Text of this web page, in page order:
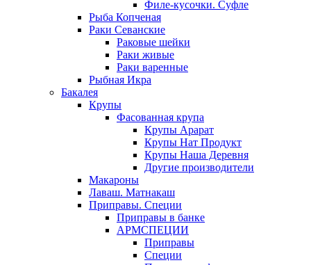
Филе-кусочки. Суфле
Рыба Копченая
Раки Севанские
Раковые шейки
Раки живые
Раки варенные
Рыбная Икра
Бакалея
Крупы
Фасованная крупа
Крупы Арарат
Крупы Нат Продукт
Крупы Наша Деревня
Другие производители
Макароны
Лаваш. Матнакаш
Приправы. Специи
Приправы в банке
АРМСПЕЦИИ
Приправы
Специи